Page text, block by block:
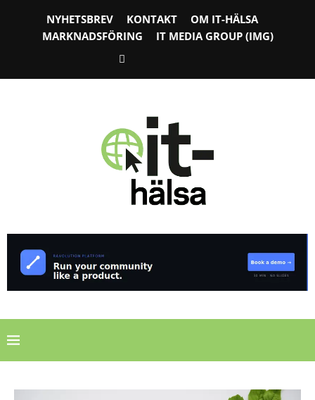
NYHETSBREV KONTAKT
OM IT-HÄLSA
MARKNADSFÖRING
IT MEDIA GROUP (IMG)